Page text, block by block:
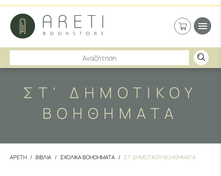
ΣΤ' ΔΗΜΟΤΙΚΟΥ
ΒΟΗΘΗΜΑΤΑ
ΑΡΕΤΗ ΒΙΒΛΙΑ ΣΧΟΛΙΚΑ ΒΟΗΘΗΜΑΤΑ ΣΤ' ΔΗΜΟΤΙΚΟΥ ΒΟΗΘΗΜΑΤΑ